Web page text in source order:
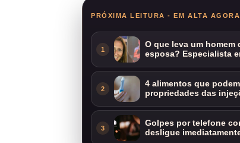
PRÓXIMA LEITURA - EM ALTA AGORA
1
O que leva um homem
esposa? Especialista
2
4 alimentos que
propriedades das
3
Golpes por telefone
desligue